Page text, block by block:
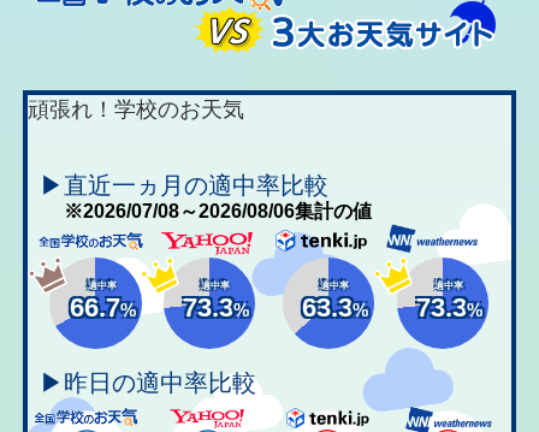
頑張れ！学校のお天気
▶直近一ヵ月の適中率比較
※2026/07/08～2026/08/06集計の値
適中率
66.7%
適中率
73.3%
適中率
63.3%
適中率
73.3%
▶昨日の適中率比較